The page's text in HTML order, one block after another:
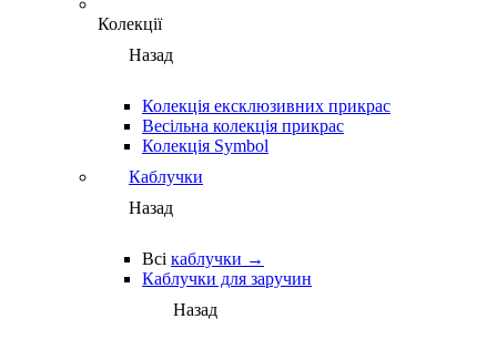
Колекції
Назад
Колекція ексклюзивних прикрас
Весільна колекція прикрас
Колекція Symbol
Каблучки
Назад
Всі каблучки →
Каблучки для заручин
Назад